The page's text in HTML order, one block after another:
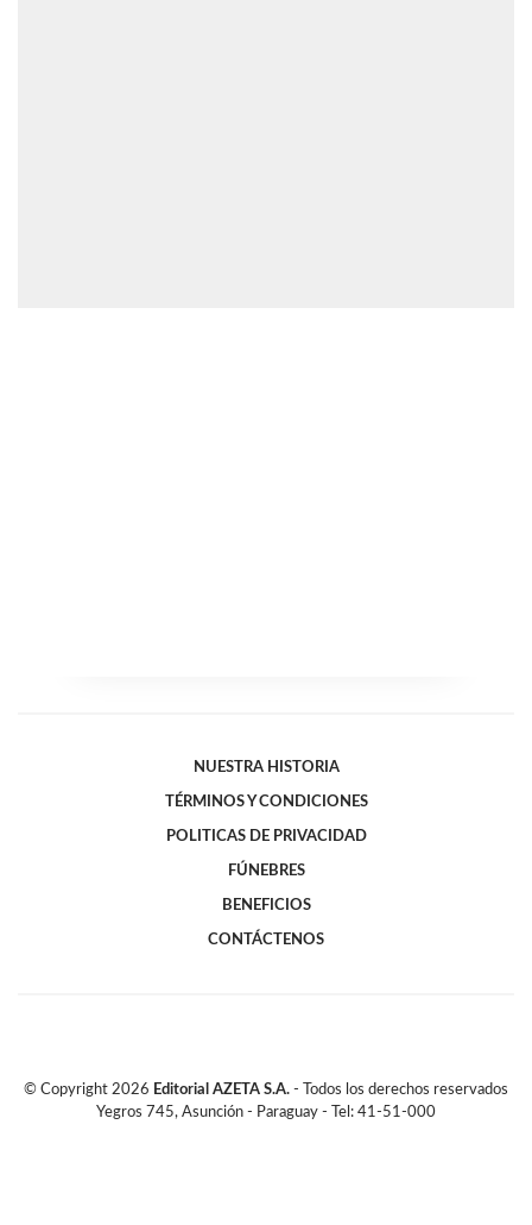
NUESTRA HISTORIA
TÉRMINOS Y CONDICIONES
POLITICAS DE PRIVACIDAD
FÚNEBRES
BENEFICIOS
CONTÁCTENOS
© Copyright 2026 Editorial AZETA S.A. - Todos los derechos reservados
Yegros 745, Asunción - Paraguay - Tel: 41-51-000